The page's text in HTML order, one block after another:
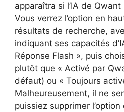
apparaîtra si l’IA de
Vous verrez l’option en
résultats de recherche,
indiquant ses capacités
Réponse Flash », puis
plutôt que « Activé par
défaut) ou « Toujours
Malheureusement, il ne
puissiez supprimer